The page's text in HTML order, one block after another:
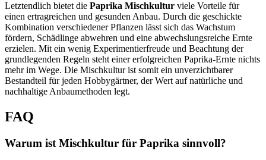
Letztendlich bietet die Paprika Mischkultur viele Vorteile für
einen ertragreichen und gesunden Anbau. Durch die geschickte
Kombination verschiedener Pflanzen lässt sich das Wachstum
fördern, Schädlinge abwehren und eine abwechslungsreiche Ernte
erzielen. Mit ein wenig Experimentierfreude und Beachtung der
grundlegenden Regeln steht einer erfolgreichen Paprika-Ernte nichts
mehr im Wege. Die Mischkultur ist somit ein unverzichtbarer
Bestandteil für jeden Hobbygärtner, der Wert auf natürliche und
nachhaltige Anbaumethoden legt.
FAQ
Warum ist Mischkultur für Paprika sinnvoll?